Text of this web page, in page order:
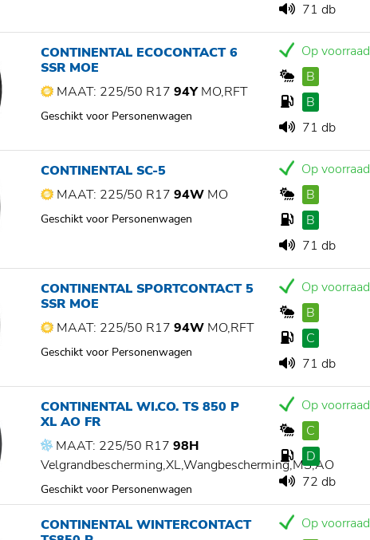
71 db
CONTINENTAL ECOCONTACT 6
SSR MOE
MAAT: 225/50 R1794YMO,RFT
Geschikt voor Personenwagen
Op voorraad
B
B
71 db
CONTINENTAL SC-5
MAAT: 225/50 R1794W MO
Geschikt voor Personenwagen
Op voorraad
B
B
71 db
CONTINENTAL SPORTCONTACT 5
SSR MOE
MAAT: 225/50 R1794W MO,RFT
Geschikt voor Personenwagen
Op voorraad
B
C
71 db
CONTINENTAL WI.CO. TS 850 P
XL AO FR
MAAT: 225/50 R1798H
Velgrandbescherming,XL,Wangbescherming,MS,AO
Geschikt voor Personenwagen
Op voorraad
C
D
72 db
CONTINENTAL WINTERCONTACT
Op voorraad